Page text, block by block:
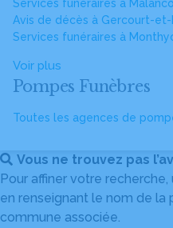
Services funéraires à
Avis de décès à Gercourt-
Services funéraires à
Voir plus
Pompes Funèbres
Toutes les agences de
Vous ne trouvez pas
Pour affiner votre
en renseignant le nom de la
commune associée.